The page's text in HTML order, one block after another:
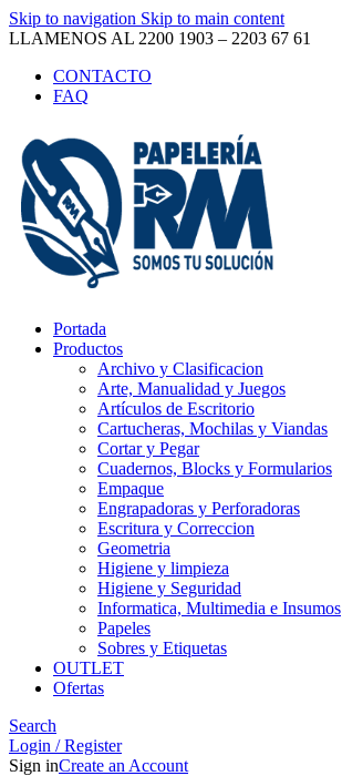
Skip to navigation Skip to main content
LLAMENOS AL 2200 1903 – 2203 67 61
CONTACTO
FAQ
Portada
Productos
Archivo y Clasificacion
Arte, Manualidad y Juegos
Artículos de Escritorio
Cartucheras, Mochilas y Viandas
Cortar y Pegar
Cuadernos, Blocks y Formularios
Empaque
Engrapadoras y Perforadoras
Escritura y Correccion
Geometria
Higiene y limpieza
Higiene y Seguridad
Informatica, Multimedia e Insumos
Papeles
Sobres y Etiquetas
OUTLET
Ofertas
Search
Login / Register
Sign inCreate an Account